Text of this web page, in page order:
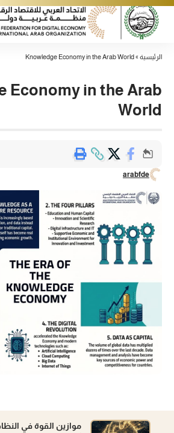
الرئيسية »
Knowledge Economy in the Arab World
Economy in the Arab
World
arabfde
موازين القوة في